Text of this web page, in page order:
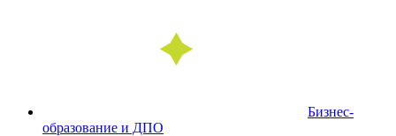
Бизнес-
образование и ДПО